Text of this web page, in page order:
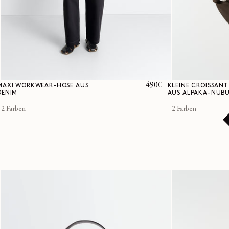
WORKWEAR-HOSE AUS
Normaler
490€
2 Farben
KLEINE
AUS ALPAKA-
2 Farben